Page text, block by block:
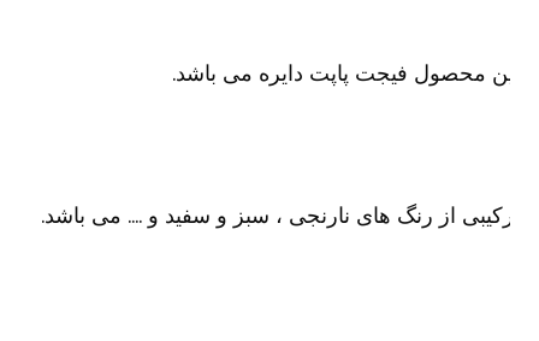
محصول فیجت پاپت دایره می باشد.
از رنگ های نارنجی ، سبز و سفید و …. می باشد.